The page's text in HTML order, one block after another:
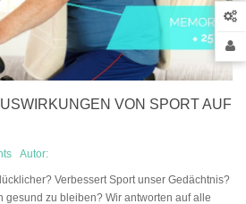
VON SPORT AUF
Autor:
Verbessert Sport unser Gedächtnis?
gesund zu bleiben? Wir antworten auf alle